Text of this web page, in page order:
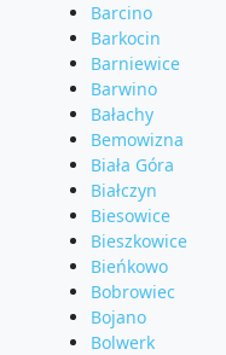
Barcino
Barkocin
Barniewice
Barwino
Bałachy
Bemowizna
Biała Góra
Białczyn
Biesowice
Bieszkowice
Bieńkowo
Bobrowiec
Bojano
Bolwerk